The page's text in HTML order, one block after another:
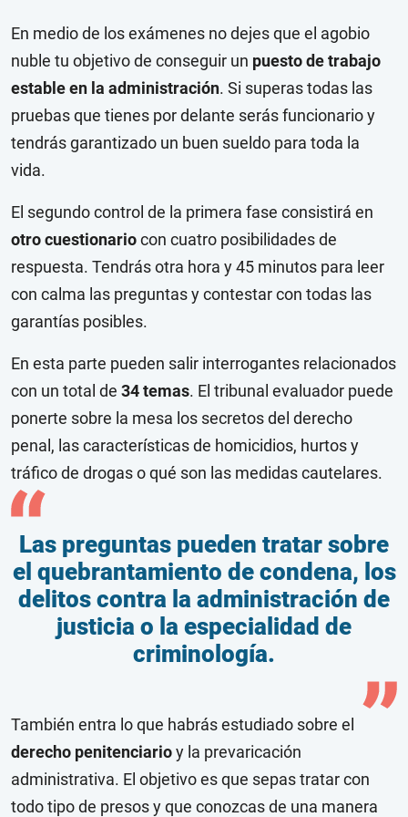
En medio de los exámenes no dejes que el agobio
nuble tu objetivo de conseguir un puesto de trabajo
estable en la administración. Si superas todas las
pruebas que tienes por delante serás funcionario y
tendrás garantizado un buen sueldo para toda la
vida.
El segundo control de la primera fase consistirá en
otro cuestionariocon cuatro posibilidades de
respuesta. Tendrás otra hora y 45 minutos para leer
con calma las preguntas y contestar con todas las
garantías posibles.
En esta parte pueden salir interrogantes relacionados
con un total de 34 temas. El tribunal evaluador puede
ponerte sobre la mesa los secretos del derecho
penal, las características de homicidios, hurtos y
tráfico de drogas o qué son las medidas cautelares.
Las preguntas pueden tratar sobre
el quebrantamiento de condena, los
delitos contra la administración de
justicia o la especialidad de
criminología.
También entra lo que habrás estudiado sobre el
derecho penitenciarioy la prevaricación
administrativa. El objetivo es que sepas tratar con
todo tipo de presos y que conozcas de una manera